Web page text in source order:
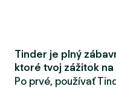
Tinder je plný
ktoré tvoj zážitok
Po prvé, používať